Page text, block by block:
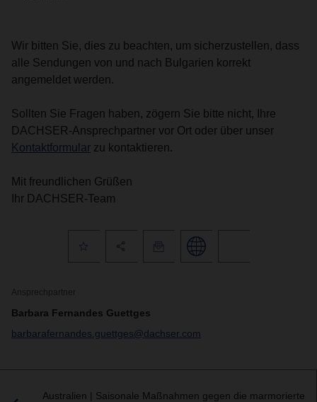
Wir bitten Sie, dies zu beachten, um sicherzustellen, dass
alle Sendungen von und nach Bulgarien korrekt
angemeldet werden.
Sollten Sie Fragen haben, zögern Sie bitte nicht, Ihre
DACHSER-Ansprechpartner vor Ort oder über unser
Kontaktformular zu kontaktieren.
Mit freundlichen Grüßen
Ihr DACHSER-Team
Ansprechpartner
Barbara Fernandes Guettges
barbarafernandes.guettges@dachser.com
Australien | Saisonale Maßnahmen gegen die marmorierte